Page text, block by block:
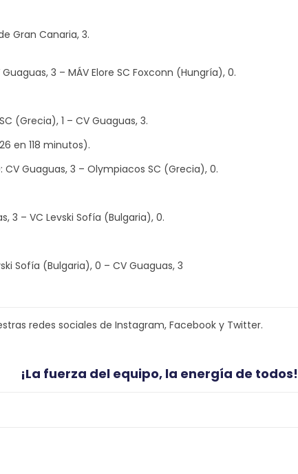
Gran Canaria, 3.
3 – MÁV Elore SC Foxconn (Hungría), 0.
(Grecia), 1 – CV Guaguas, 3.
en 118 minutos).
CV Guaguas, 3 – Olympiacos SC (Grecia), 0.
3 – VC Levski Sofía (Bulgaria), 0.
Sofía (Bulgaria), 0 – CV Guaguas, 3
redes sociales de Instagram, Facebook y Twitter.
¡La fuerza del equipo, la energía de todos!